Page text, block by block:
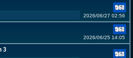
2026/06/27 02:56
2026/06/25 14:05
3